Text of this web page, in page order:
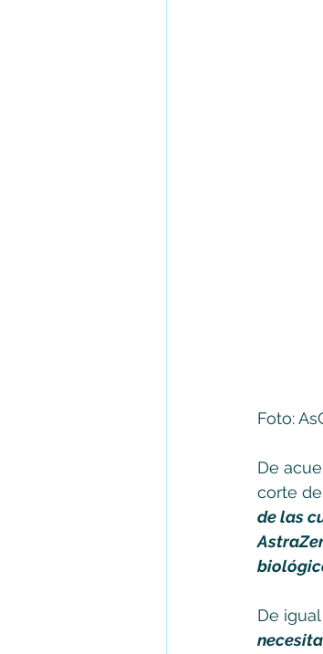
Foto:
De
corte
de las
De